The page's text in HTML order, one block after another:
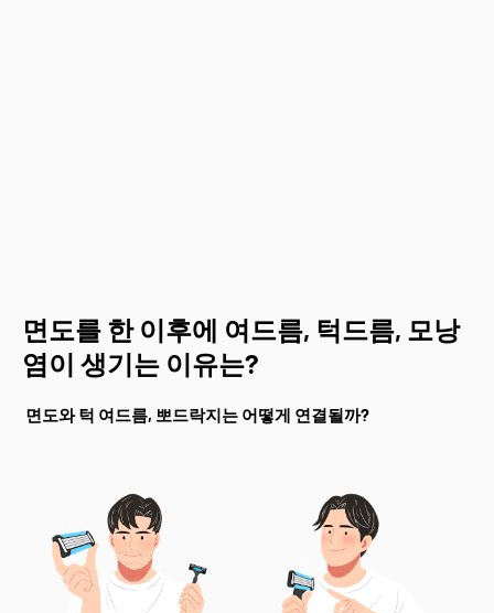
면도를 한 이후에 여드름, 턱드름, 모낭
염이 생기는 이유는?
면도와 턱 여드름, 뽀드락지는 어떻게 연결될까?